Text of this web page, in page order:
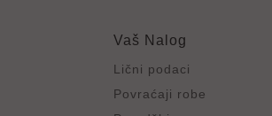
Vaš Nalog
Lični podaci
Povraćaji robe